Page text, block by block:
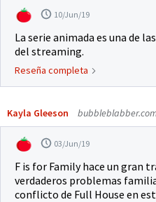
10/Jun/19
La serie animada es una de
del streaming.
Reseña completa
Kayla Gleeson
03/Jun/19
F is for Family hace un gran
verdaderos problemas
conflicto de Full House en